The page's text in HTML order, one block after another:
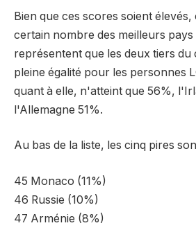
Bien que ces scores soient
certain nombre des meilleurs
représentent que les deux tiers du
pleine égalité pour les personnes
quant à elle, n'atteint que 56%,
l'Allemagne 51%.
Au bas de la liste, les cinq pires
45 Monaco (11%)
46 Russie (10%)
47 Arménie (8%)